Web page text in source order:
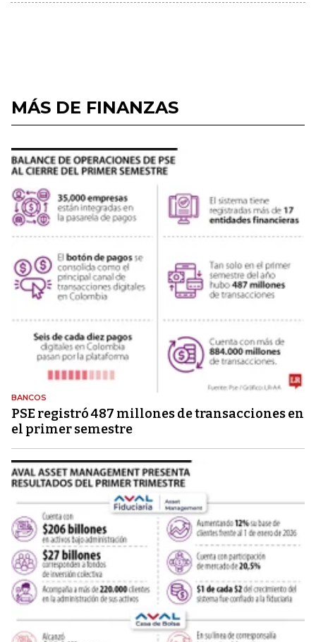
MÁS DE FINANZAS
BANCOS
PSE registró 487 millones de transacciones en
el primer semestre